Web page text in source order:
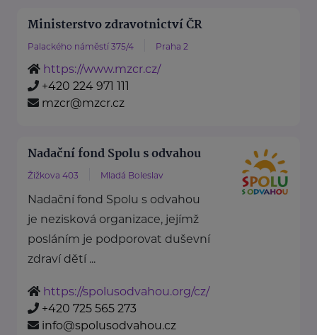
Ministerstvo zdravotnictví ČR
Palackého náměstí 375/4 Praha 2
https://www.mzcr.cz/
+420 224 971 111
mzcr@mzcr.cz
Nadační fond Spolu s odvahou
Žižkova 403 Mladá Boleslav
Nadační fond Spolu s odvahou
je nezisková organizace, jejímž
posláním je podporovat duševní
zdraví dětí ...
https://spolusodvahou.org/cz/
+420 725 565 273
info@spolusodvahou.cz